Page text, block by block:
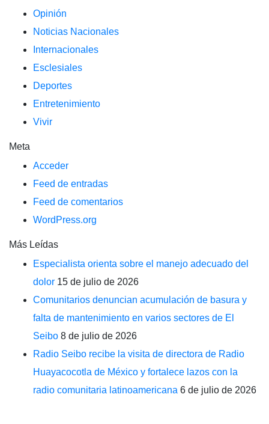
Opinión
Noticias Nacionales
Internacionales
Esclesiales
Deportes
Entretenimiento
Vivir
Meta
Acceder
Feed de entradas
Feed de comentarios
WordPress.org
Más Leídas
Especialista orienta sobre el manejo adecuado del
dolor 15 de julio de 2026
Comunitarios denuncian acumulación de basura y
falta de mantenimiento en varios sectores de El
Seibo 8 de julio de 2026
Radio Seibo recibe la visita de directora de Radio
Huayacocotla de México y fortalece lazos con la
radio comunitaria latinoamericana 6 de julio de 2026